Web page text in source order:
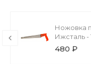
Ножовка
Ижсталь -
480 ₽